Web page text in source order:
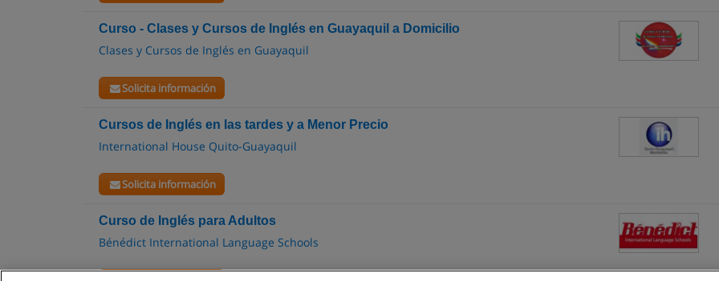
Curso - Clases y Cursos de Inglés en Guayaquil a Domicilio
Clases y Cursos de Inglés en Guayaquil
Solicita información
Cursos de Inglés en las tardes y a Menor Precio
International House Quito-Guayaquil
Solicita información
Curso de Inglés para Adultos
Bénédict International Language Schools